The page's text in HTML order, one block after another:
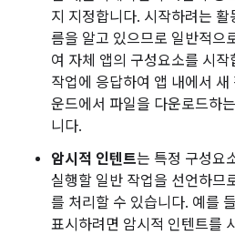
지 지정합니다. 시작하려는 활
름을 알고 있으므로 일반적으
여 자체 앱의 구성요소를 시
작업에 응답하여 앱 내에서
운드에서 파일을 다운로드하
니다.
암시적 인텐트는 특정 구성요
실행할 일반 작업을 선언하므
를 처리할 수 있습니다. 예를
표시하려면 암시적 인텐트를